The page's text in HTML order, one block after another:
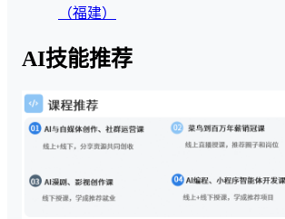
（福建）
AI技能推荐